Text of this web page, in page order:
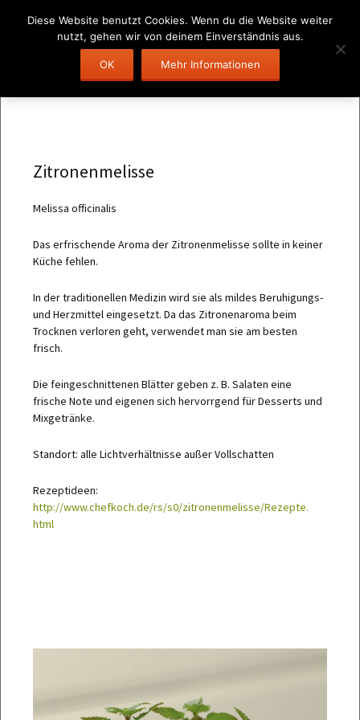
Inhalt
Zitronenmelisse
Melissa officinalis
Das erfrischende Aroma der Zitronenmelisse sollte in keiner
Küche fehlen.
In der traditionellen Medizin wird sie als mildes Beruhigungs-
und Herzmittel eingesetzt. Da das Zitronenaroma beim
Trocknen verloren geht, verwendet man sie am besten
frisch.
Die feingeschnittenen Blätter geben z. B. Salaten eine
frische Note und eigenen sich hervorrgend für Desserts und
Mixgetränke.
Standort: alle Lichtverhältnisse außer Vollschatten
Rezeptideen:
http://www.chefkoch.de/rs/s0/zitronenmelisse/Rezepte.
html
Diese Website benutzt Cookies. Wenn du die Website weiter
nutzt, gehen wir von deinem Einverständnis aus.
OK Mehr Informationen